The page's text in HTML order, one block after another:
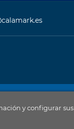
y configurar sus